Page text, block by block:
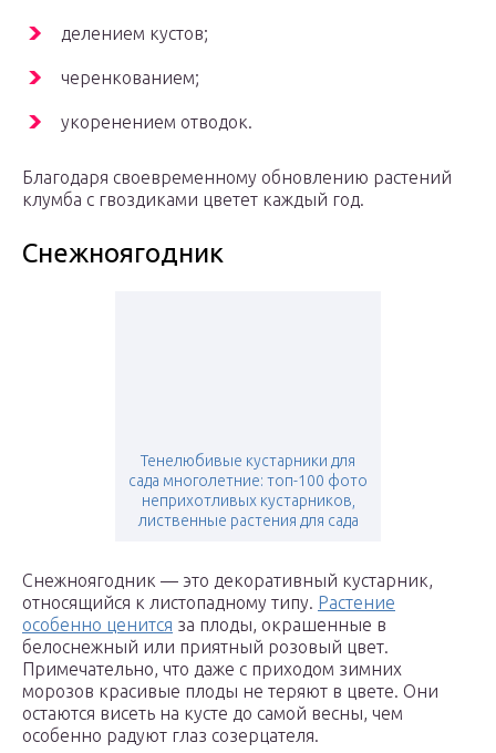
делением кустов;
черенкованием;
укоренением отводок.
Благодаря своевременному обновлению растений
клумба с гвоздиками цветет каждый год.
Снежноягодник
Тенелюбивые кустарники для
сада многолетние: топ-100 фото
неприхотливых кустарников,
лиственные растения для сада
Снежноягодник — это декоративный кустарник,
относящийся к листопадному типу. Растение
особенно ценится за плоды, окрашенные в
белоснежный или приятный розовый цвет.
Примечательно, что даже с приходом зимних
морозов красивые плоды не теряют в цвете. Они
остаются висеть на кусте до самой весны, чем
особенно радуют глаз созерцателя.